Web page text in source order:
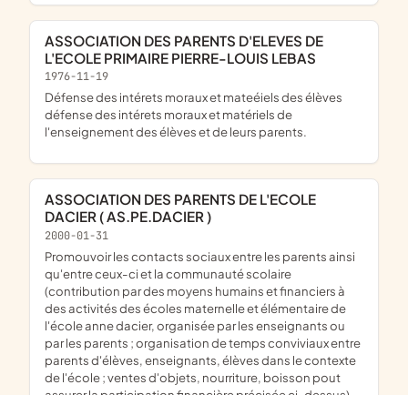
ASSOCIATION DES PARENTS D'ELEVES DE
L'ECOLE PRIMAIRE PIERRE-LOUIS LEBAS
1976-11-19
défense des intérets moraux et mateéiels des élèves
défense des intérets moraux et matériels de
l'enseignement des élèves et de leurs parents.
ASSOCIATION DES PARENTS DE L'ECOLE
DACIER ( AS.PE.DACIER )
2000-01-31
promouvoir les contacts sociaux entre les parents ainsi
qu'entre ceux-ci et la communauté scolaire
(contribution par des moyens humains et financiers à
des activités des écoles maternelle et élémentaire de
l'école anne dacier, organisée par les enseignants ou
par les parents ; organisation de temps conviviaux entre
parents d'élèves, enseignants, élèves dans le contexte
de l'école ; ventes d'objets, nourriture, boisson pout